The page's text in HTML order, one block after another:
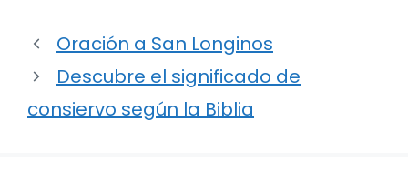
Oración a San Longinos
Descubre el significado de
consiervo según la Biblia